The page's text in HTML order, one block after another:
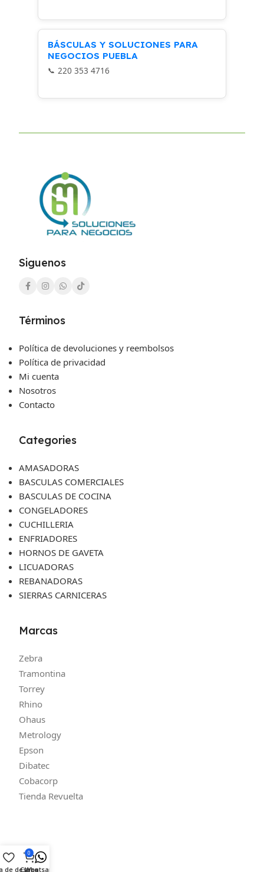
BÁSCULAS Y SOLUCIONES PARA
NEGOCIOS PUEBLA
220 353 4716
Siguenos
Términos
Política de devoluciones y reembolsos
Política de privacidad
Mi cuenta
Nosotros
Contacto
Categories
AMASADORAS
BASCULAS COMERCIALES
BASCULAS DE COCINA
CONGELADORES
CUCHILLERIA
ENFRIADORES
HORNOS DE GAVETA
LICUADORAS
REBANADORAS
SIERRAS CARNICERAS
Marcas
Zebra
Tramontina
Torrey
Rhino
Ohaus
Metrology
Epson
Dibatec
Cobacorp
Tienda Revuelta
de deseos
0
Carro
Whatsapp